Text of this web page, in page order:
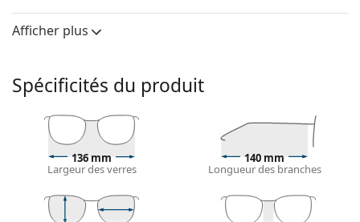
accessoire unique et élégant.
Voyez à quoi vous ressemblez avec ces lunettes de
soleil grâce à la fonction d'essayage virtuel de
Lentiamo.
Monture de lunettes de soleil
parfaitement avec tous les types de teint et des
Afficher plus
Spécificités du produit
136 mm
Largeur des verres
140 mm
Longueur des branches